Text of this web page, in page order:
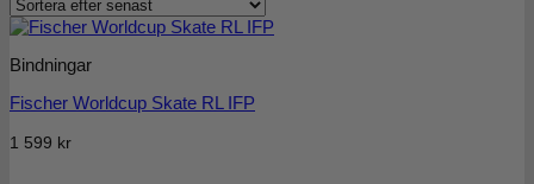
Bindningar
Fischer Worldcup Skate RL IFP
1 599 kr